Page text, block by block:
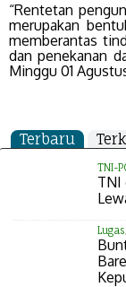
“Rentetan
merupakan
memberantas
dan penekanan
Minggu 01
Terbaru
TNI-
TNI
Lugas